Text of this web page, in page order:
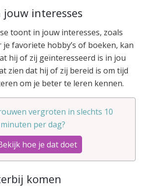
jouw interesses
toont in jouw interesses, zoals
favoriete hobby’s of boeken, kan
hij of zij geïnteresseerd is in jou
zien dat hij of zij bereid is om tijd
om je beter te leren kennen.
vergroten in slechts 10
minuten per dag?
hoe je dat doet
komen